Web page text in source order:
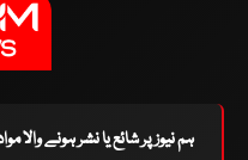
ہم نیوز پر شائع یا نشر ہونے والا